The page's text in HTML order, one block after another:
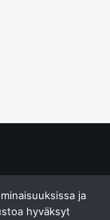
ja
hyväksyt